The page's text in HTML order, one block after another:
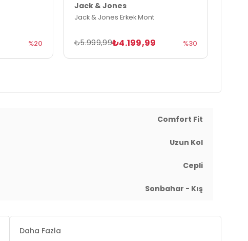
%20
Jack & Jones
Jack & Jones Erkek Mont
₺4.199,99
₺5.999,99 %30
Comfort Fit
Uzun Kol
Cepli
Sonbahar - Kış
Daha Fazla